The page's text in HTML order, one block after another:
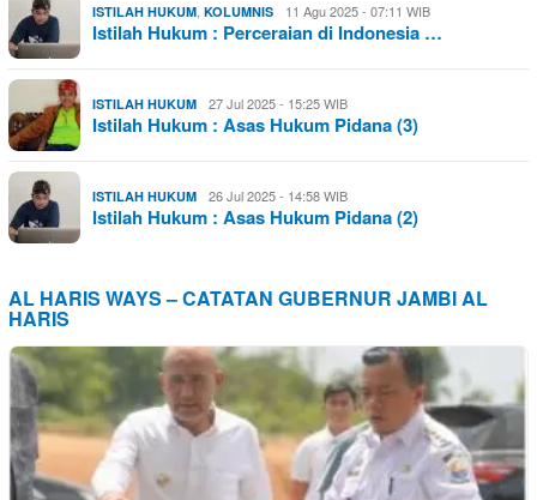
ISTILAH HUKUM, KOLUMNIS 11 Agu 2025 - 07:11 WIB
Istilah Hukum : Perceraian di Indonesia …
ISTILAH HUKUM 27 Jul 2025 - 15:25 WIB
Istilah Hukum : Asas Hukum Pidana (3)
ISTILAH HUKUM 26 Jul 2025 - 14:58 WIB
Istilah Hukum : Asas Hukum Pidana (2)
AL HARIS WAYS – CATATAN GUBERNUR JAMBI AL
HARIS